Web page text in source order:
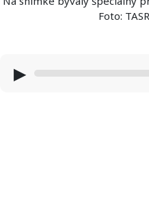
Foto:
▶